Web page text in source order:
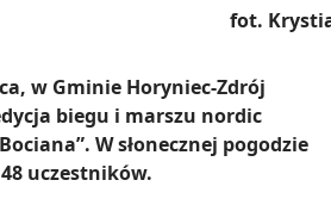
w Gminie Horyniec-Zdrój
biegu i marszu nordic
W słonecznej pogodzie
uczestników.